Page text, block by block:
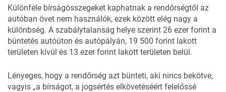
Különféle bírságösszegeket kaphatnak a rendőrségtől az
autóban övet nem használók, ezek között elég nagy a
különbség. A szabálytalanság helye szerint 26 ezer forint a
büntetés autóúton és autópályán, 19 500 forint lakott
területen kívül és 13 ezer forint lakott területen belül.
Lényeges, hogy a rendőrség azt bünteti, aki nincs bekötve,
vagyis „a bírságot, a jogsértés elkövetéséért felelőssé